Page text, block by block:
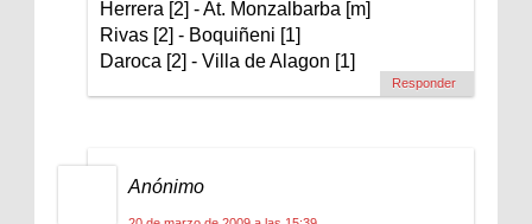
Herrera [2] - At. Monzalbarba [m]
Rivas [2] - Boquiñeni [1]
Daroca [2] - Villa de Alagon [1]
Responder
Anónimo